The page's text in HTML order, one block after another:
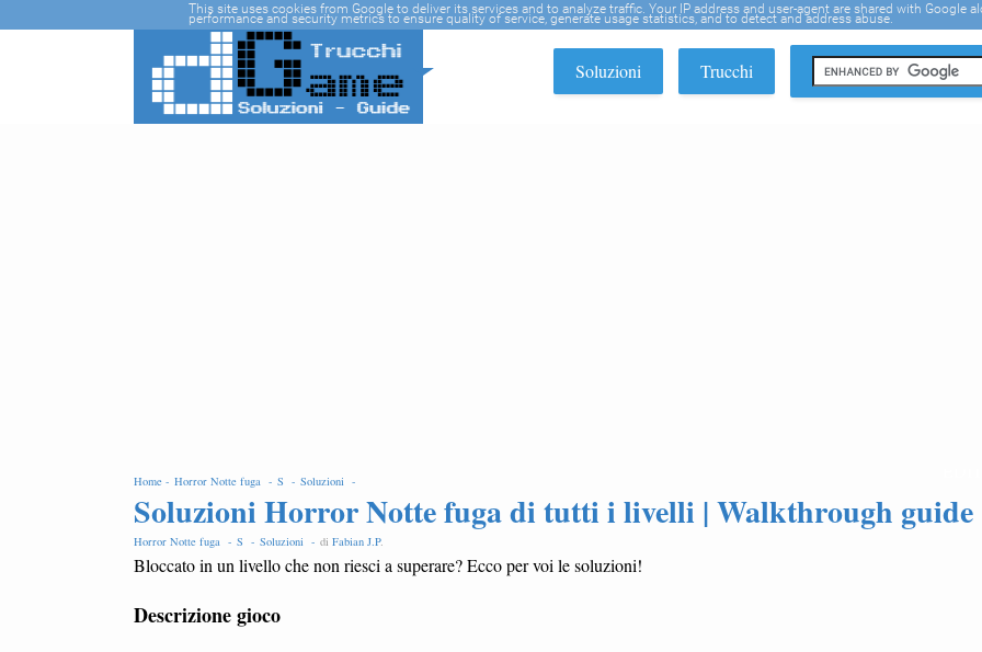
Soluzioni Trucchi
Home - Horror Notte fuga - S - Soluzioni -
Soluzioni Horror Notte fuga di tutti i livelli | Walkthrough guide
Horror Notte fuga - S - Soluzioni - di Fabian J.P.
Bloccato in un livello che non riesci a superare? Ecco per voi le soluzioni!
Descrizione gioco
This site uses cookies from Google to deliver its services and to analyze traffic. Your IP address and user-agent are shared with Google
performance and security metrics to ensure quality of service, generate usage statistics, and to detect and address abuse.